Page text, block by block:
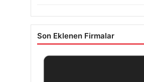
Son Eklenen Firmalar